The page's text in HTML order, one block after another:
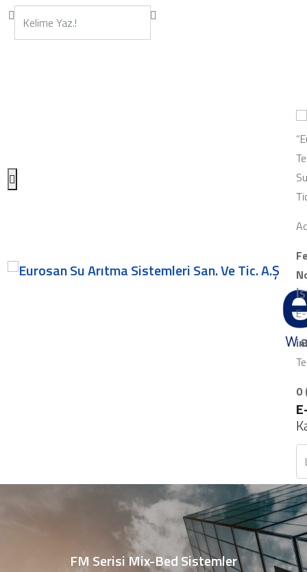
0
FM Serisi Mix-Bed Sistemler